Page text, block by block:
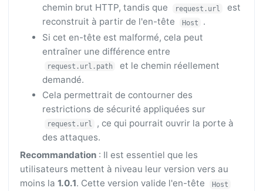
chemin brut HTTP, tandis que
request.url
est
reconstruit à partir de l'en-tête
Host
.
Si cet en-tête est malformé, cela peut
entraîner une différence entre
request.url.path
et le chemin réellement
demandé.
Cela permettrait de contourner des
restrictions de sécurité appliquées sur
request.url
, ce qui pourrait ouvrir la porte à
des attaques.
Recommandation : Il est essentiel que les
utilisateurs mettent à niveau leur version vers au
moins la1.0.1. Cette version valide l'en-tête Host